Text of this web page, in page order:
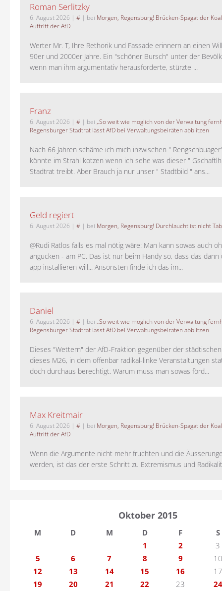
Roman Serlitzky
6. August 2026 | # | bei Morgen, Regensburg! Brücken-Spagat der
Auftritt der AfD
Werter Mr. T, Ihre Rethorik und Fassade erinnern an einen
90er und 2000er Jahre. Ein "schöner Bursch" unter der
wenn man ihm argumentativ herausforderte, stürzte ...
Franz
6. August 2026 | # | bei „So weit wie möglich von der Verwaltung
Regensburger Stadtrat lässt AfD bei Verwaltungsbeiräten abblitzen
Nach 66 Jahren schäme ich mich inzwischen "
könnte im Strahl kotzen wenn ich sehe was dieser "
Stadtrat treibt. Aber Brauch ja nur unser " Stadtbild " ans...
Geld regiert
6. August 2026 | # | bei Morgen, Regensburg! Durchlaucht ist nicht
@Rudi Ratlos falls es mal nötig wäre: Man kann sowas auch
angucken - am PC. Das ist nur beim Handy so, dass das
app installieren will... Ansonsten finde ich das im...
Daniel
6. August 2026 | # | bei „So weit wie möglich von der Verwaltung
Regensburger Stadtrat lässt AfD bei Verwaltungsbeiräten abblitzen
Dieses "Wettern" der AfD-Fraktion gegenüber der
dieses M26, in dem offenbar radikal-linke Veranstaltungen
doch durchaus berechtigt. Warum muss man sowas förd...
Max Kreitmair
6. August 2026 | # | bei Morgen, Regensburg! Brücken-Spagat der
Auftritt der AfD
Wenn die Argumente nicht mehr fruchten und die
werden, ist das der erste Schritt zu Extremismus und
Oktober 2015
M D M D F
S
1
2
3
5
6 7 8 9
10
12
13 14 15 16
17
19
20 21 22 23 24